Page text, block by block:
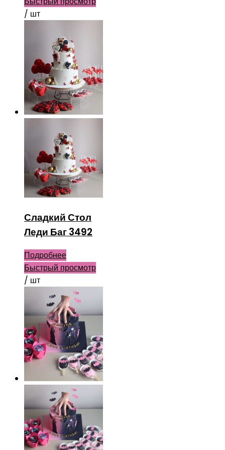
/ шт
Сладкий Стол
Леди Баг 3492
Подробнее
Быстрый просмотр
/ шт